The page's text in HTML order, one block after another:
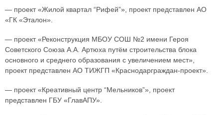
— проект «Жилой квартал “Рифей”», проект представлен АО
«ГК «Эталон».
— проект «Реконструкция МБОУ СОШ №2 имени Героя
Советского Союза А.А. Артюха путём строительства блока
основного и среднего образования с увеличением мест»,
проект представлен АО ТИЖГП «Краснодарграждан-проект».
— проект «Креативный центр “Мельников”», проект
представлен ГБУ «ГлавАПУ».